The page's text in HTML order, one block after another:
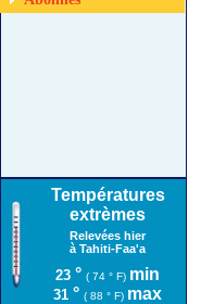
Températures
extrèmes
Relevées hier
à Tahiti-Faa'a
23 ° ( 74 ° F) min
31 ° ( 88 ° F) max